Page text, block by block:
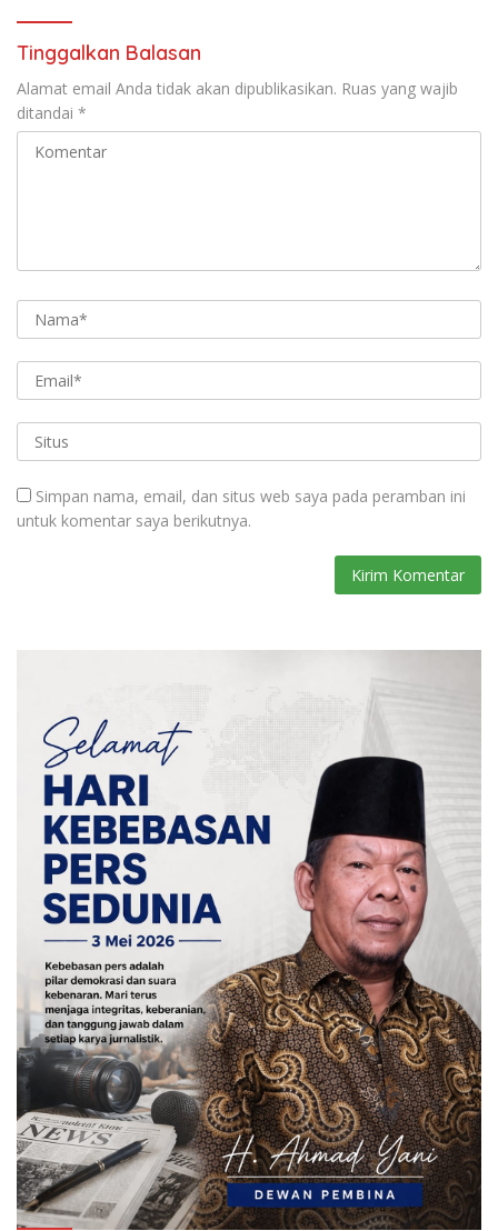
Tinggalkan Balasan
Alamat email Anda tidak akan dipublikasikan. Ruas yang wajib
ditandai *
Simpan nama, email, dan situs web saya pada peramban ini
untuk komentar saya berikutnya.